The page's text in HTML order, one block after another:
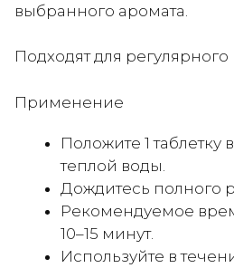
выбранного аромата.
Подходят для
Применение
Положите 1 таблетку
теплой воды.
Дождитесь полного
Рекомендуемое
10–15 минут.
Используйте в